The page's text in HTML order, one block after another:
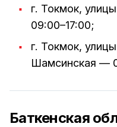
г. Токмок,
09:00–17:00;
г. Токмок,
Шамсинская —
Баткенская